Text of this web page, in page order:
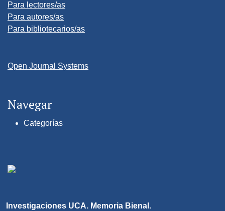
Para lectores/as
Para autores/as
Para bibliotecarios/as
Open Journal Systems
Navegar
Categorías
Investigaciones UCA. Memoria Bienal.